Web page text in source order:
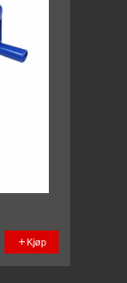
Kjøp